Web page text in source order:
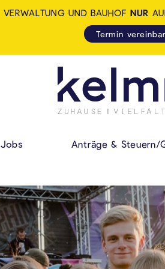
KELMIS
Jobs Anträge & Steuern/
VERWALTUNG UND BAUHOF NUR
Termin